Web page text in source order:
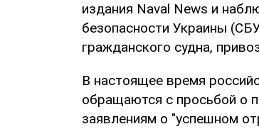
издания Naval News и
безопасности Украины
гражданского судна,
В настоящее время
обращаются с просьбой о
заявлениям о "успешном